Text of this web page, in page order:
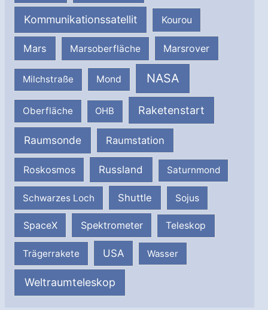
Kommunikationssatellit Kourou
Mars Marsoberfläche Marsrover
Milchstraße Mond NASA
Oberfläche OHB Raketenstart
Raumsonde Raumstation
Roskosmos Russland Saturnmond
Schwarzes Loch Shuttle Sojus
SpaceX Spektrometer Teleskop
Trägerrakete USA Wasser
Weltraumteleskop